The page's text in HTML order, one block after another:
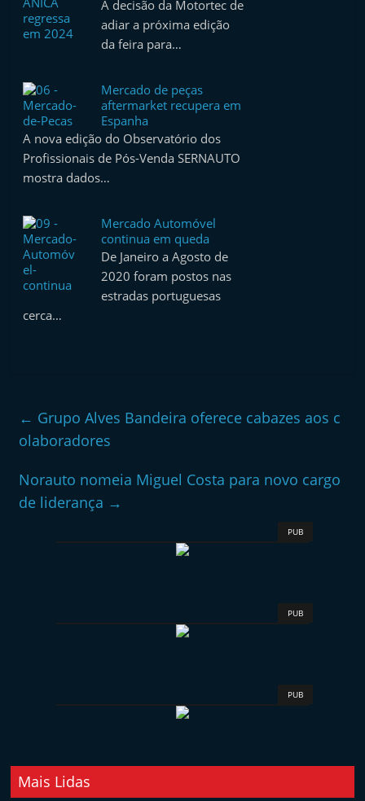
A decisão da Motortec de
adiar a próxima edição
da feira para…
Mercado de peças
aftermarket recupera em
Espanha
A nova edição do Observatório dos
Profissionais de Pós-Venda SERNAUTO
mostra dados…
Mercado Automóvel
continua em queda
De Janeiro a Agosto de
2020 foram postos nas
estradas portuguesas
cerca…
← Grupo Alves Bandeira oferece cabazes aos c
olaboradores
Norauto nomeia Miguel Costa para novo cargo
de liderança →
PUB
PUB
PUB
Mais Lidas